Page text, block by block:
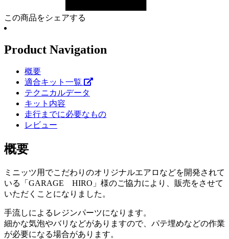
この商品をシェアする
Product Navigation
概要
適合キット一覧
テクニカルデータ
キット内容
走行までに必要なもの
レビュー
概要
ミニッツ用でこだわりのオリジナルエアロなどを開発されて
いる「GARAGE HIRO」様のご協力により、販売をさせて
いただくことになりました。
手流しによるレジンパーツになります。
細かな気泡やバリなどがありますので、パテ埋めなどの作業
が必要になる場合があります。